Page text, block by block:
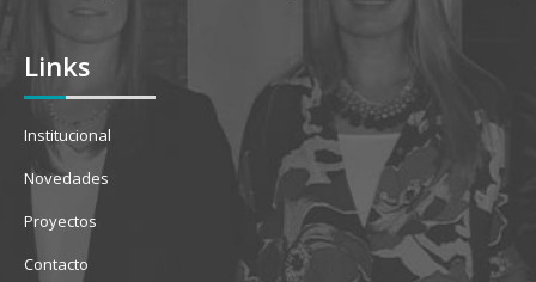
Links
Institucional
Novedades
Proyectos
Contacto